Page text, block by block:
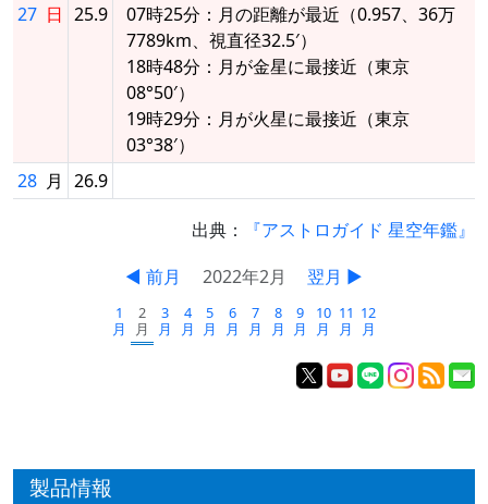
27 日 25.9
07時25分：月の距離が最近（0.957、36万
7789km、視直径32.5′）
18時48分：月が金星に最接近（東京
08°50′）
19時29分：月が火星に最接近（東京
03°38′）
28 月 26.9
出典：
『アストロガイド 星空年鑑』
◀ 前月
2022年2月 翌月 ▶
1
月
2
月
3
月
4
月
5
月
6
月
7
月
8
月
9
月
10
月
11
月
12
月
製品情報